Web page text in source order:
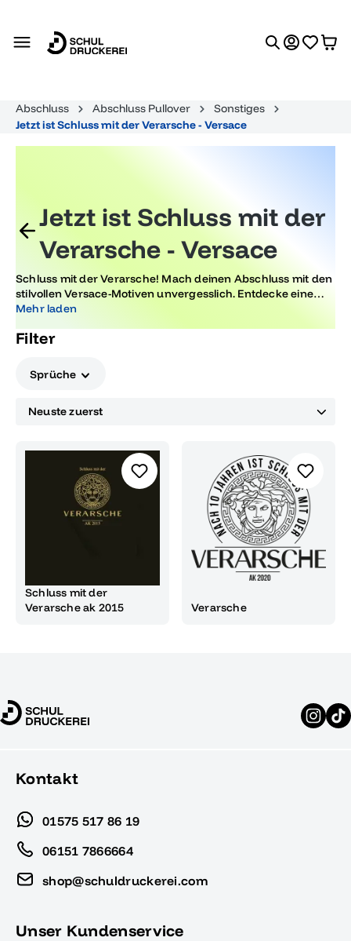
Abschluss Abschluss Pullover
Sonstiges
Jetzt ist Schluss mit der Verarsche - Versace
Jetzt ist Schluss mit der
Verarsche - Versace
Schluss mit der Verarsche! Mach deinen Abschluss mit den
stilvollen Versace-Motiven unvergesslich. Entdecke eine
trendige Auswahl, die deine Feier einzigartig macht. Bleib
Lass dich von aktuellen Designs inspirieren und setze ein
Mehr laden
Filter
Sprüche
Schluss mit der
Verarsche ak 2015
Verarsche
Kontakt
01575 517 86 19
06151 7866664
shop@schuldruckerei.com
Unser Kundenservice